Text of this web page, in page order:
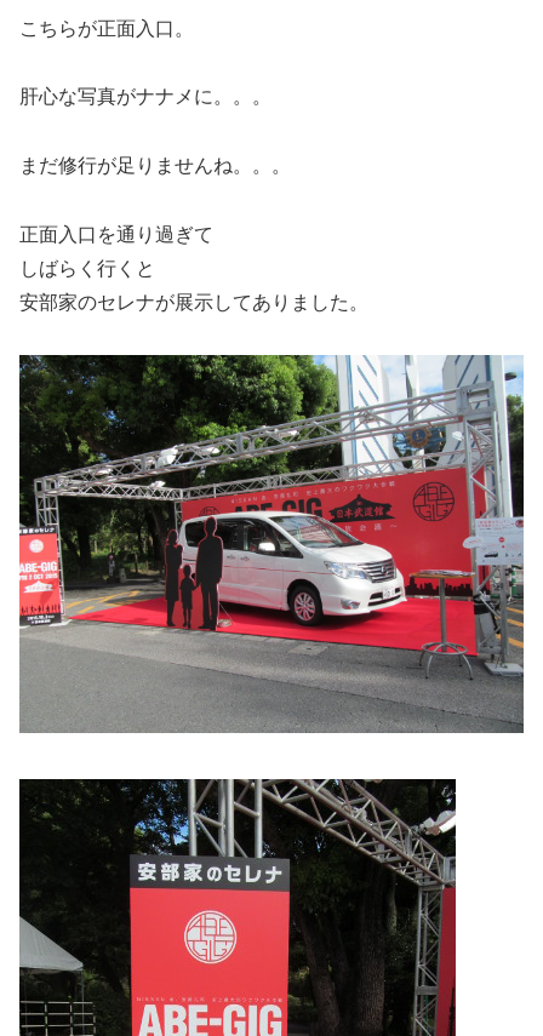
こちらが正面入口。
肝心な写真がナナメに。。。
まだ修行が足りませんね。。。
正面入口を通り過ぎて
しばらく行くと
安部家のセレナが展示してありました。